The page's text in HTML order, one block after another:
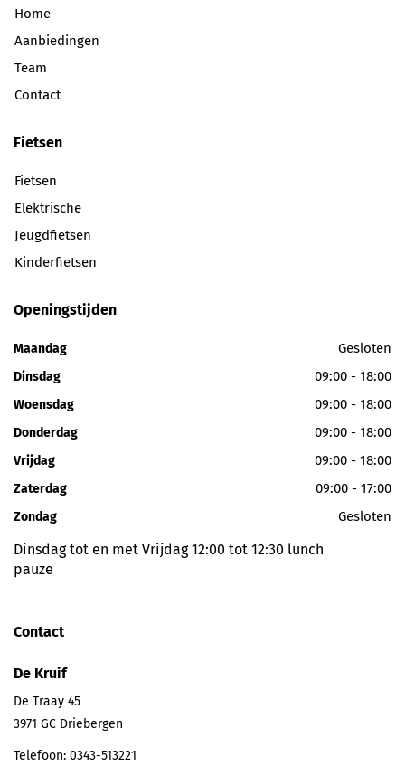
Home
Aanbiedingen
Team
Contact
Fietsen
Fietsen
Elektrische
Jeugdfietsen
Kinderfietsen
Openingstijden
Maandag Gesloten
Dinsdag 09:00 - 18:00
Woensdag 09:00 - 18:00
Donderdag 09:00 - 18:00
Vrijdag 09:00 - 18:00
Zaterdag 09:00 - 17:00
Zondag Gesloten
Dinsdag tot en met Vrijdag 12:00 tot 12:30 lunch
pauze
Contact
De Kruif
De Traay 45
3971 GC Driebergen
Telefoon: 0343-513221